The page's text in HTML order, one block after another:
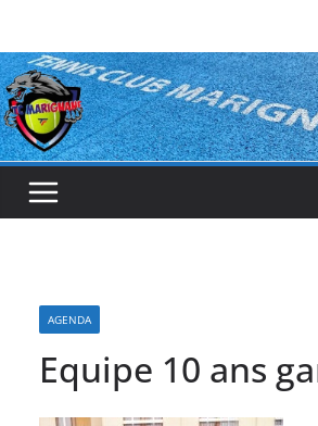
contenu
AGENDA
Equipe 10 ans